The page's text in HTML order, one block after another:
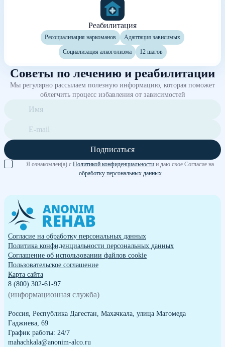
Реабилитация
Ресоциализация наркоманов Адаптация зависимых
Социализация алкоголизма 12 шагов
Советы по лечению и реабилитации
Мы регулярно рассылаем полезную информацию, которая поможет
облегчить процесс избавления от зависимостей
Подписаться
Я ознакомлен(а) с Политикой конфиденциальности и даю свое Согласие на
обработку персональных данных
Согласие на обработку персональных данных
Политика конфиденциальности персональных данных
Cоглашение об использовании файлов cookie
Пользовательское соглашение
Карта сайта
8 (800) 302-61-97
(информационная служба)
Россия, Республика Дагестан, Махачкала, улица Магомеда
Гаджиева, 69
График работы: 24/7
mahachkala@anonim-alco.ru